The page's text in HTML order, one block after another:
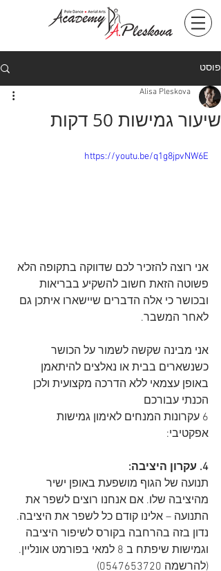
פוסט
שיעור גמישות 50 דקות
Alisa Pleskova
https://youtu.be/q1g8jpvNW6E
אני רוצה להזכיר לכם שדווקה בתקופה הלא
פשוטה הזאת חשוב להשקיע בבריאות
ובכושר כי אלה הדברים שיישארו איתכן גם
לאחר המשבר.
אני מבינה שקשה לשמור על הכושר
כשנשארים בבית או נאלצים להיתאמן
באופן עצמאי ללא הדרכה מקצועית ולכן
הכנתי עבורכם
6 עקרונות המנחים לאימון גמישות
אפקטיבי:
4. עקרון היציבה:
תנועה של הגוף מושפעת באופן ישיר
מהיציבה שלו. אם אנחנו רוצים לשפר את
התנועה – אלינו קודם כל לשפר את היציבה.
נדון בזה בהרחבה בקורס לשיפור היציבה
וגמישות שיפתח ב 8 למאי בפורמט אונליין.
(להרשמה 0547653720)